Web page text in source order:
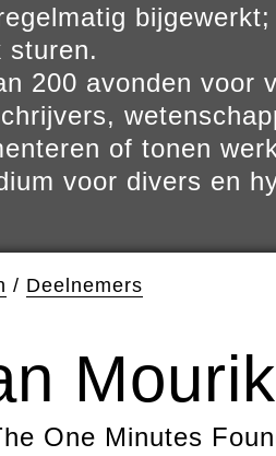
sturen.
200 avonden voor
of tonen
voor divers en
/ Deelnemers
Mourik
One Minutes